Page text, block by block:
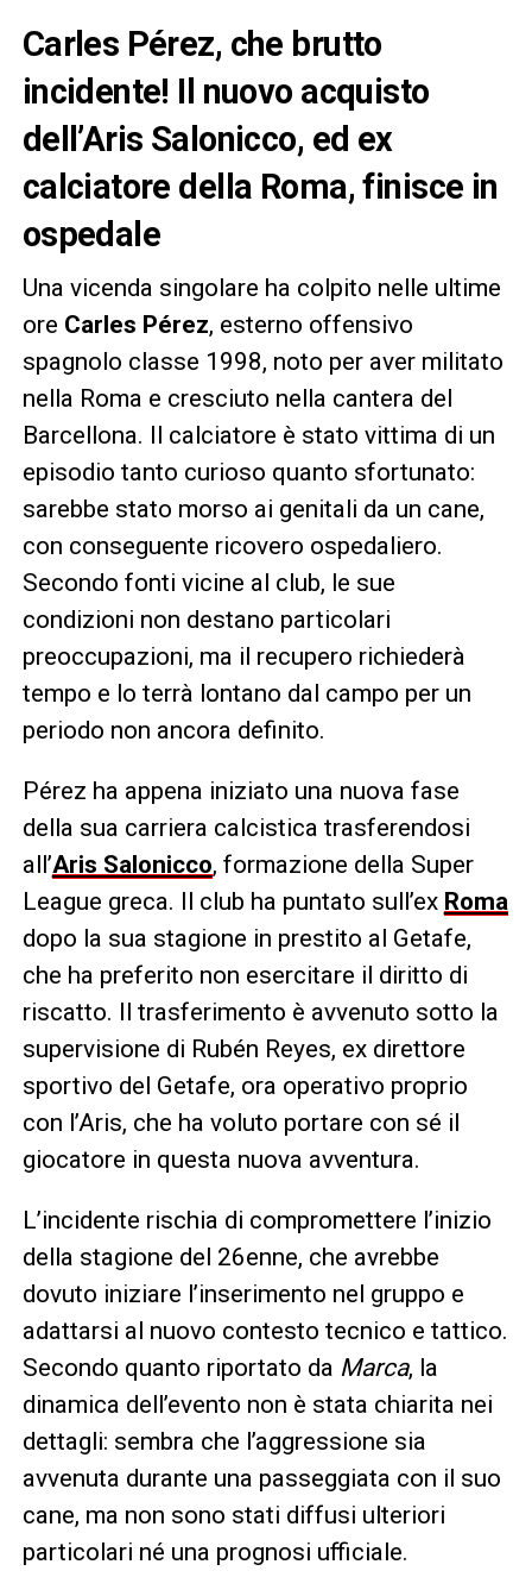
Carles Pérez, che brutto
incidente! Il nuovo acquisto
dell’Aris Salonicco, ed ex
calciatore della Roma, finisce in
ospedale
Una vicenda singolare ha colpito nelle ultime
ore Carles Pérez, esterno offensivo
spagnolo classe 1998, noto per aver militato
nella Roma e cresciuto nella cantera del
Barcellona. Il calciatore è stato vittima di un
episodio tanto curioso quanto sfortunato:
sarebbe stato morso ai genitali da un cane,
con conseguente ricovero ospedaliero.
Secondo fonti vicine al club, le sue
condizioni non destano particolari
preoccupazioni, ma il recupero richiederà
tempo e lo terrà lontano dal campo per un
periodo non ancora definito.
Pérez ha appena iniziato una nuova fase
della sua carriera calcistica trasferendosi
all’Aris Salonicco, formazione della Super
League greca. Il club ha puntato sull’ex Roma
dopo la sua stagione in prestito al Getafe,
che ha preferito non esercitare il diritto di
riscatto. Il trasferimento è avvenuto sotto la
supervisione di Rubén Reyes, ex direttore
sportivo del Getafe, ora operativo proprio
con l’Aris, che ha voluto portare con sé il
giocatore in questa nuova avventura.
L’incidente rischia di compromettere l’inizio
della stagione del 26enne, che avrebbe
dovuto iniziare l’inserimento nel gruppo e
adattarsi al nuovo contesto tecnico e tattico.
Secondo quanto riportato da Marca, la
dinamica dell’evento non è stata chiarita nei
dettagli: sembra che l’aggressione sia
avvenuta durante una passeggiata con il suo
cane, ma non sono stati diffusi ulteriori
particolari né una prognosi ufficiale.